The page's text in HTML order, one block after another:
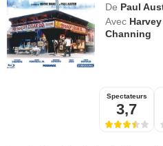
De Paul
Avec
Channing
Spectateurs
3,7